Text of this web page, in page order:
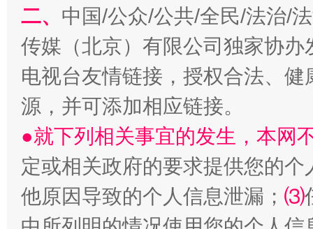
阿坝州三大球赛在茂县开幕
二、 中国/公众/公共/全民/法治/
传媒（北京）有限公司独家协
电视台友情链接，授权合法、
源，并可添加相应链接。
●就下列相关事宜的发生，本网
定或相关政府的要求提供您的个
他原因导致的个人信息泄漏； ⑶